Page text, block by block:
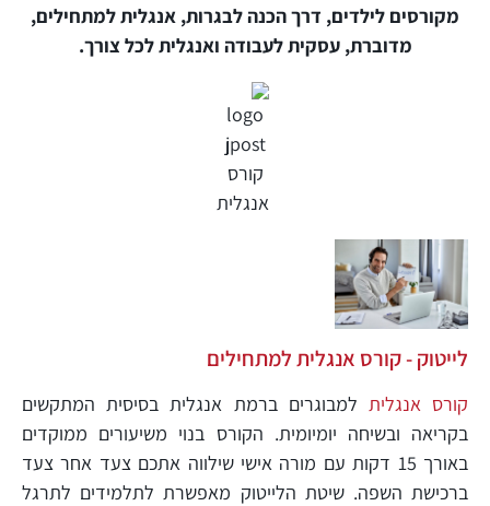
מקורסים לילדים, דרך הכנה לבגרות, אנגלית למתחילים,
מדוברת, עסקית לעבודה ואנגלית לכל צורך.
לייטוק - קורס אנגלית למתחילים
קורס אנגלית למבוגרים ברמת אנגלית בסיסית המתקשים
בקריאה ובשיחה יומיומית. הקורס בנוי משיעורים ממוקדים
באורך 15 דקות עם מורה אישי שילווה אתכם צעד אחר צעד
ברכישת השפה. שיטת הלייטוק מאפשרת לתלמידים לתרגל